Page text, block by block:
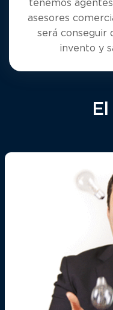
tenemos
asesores
será conseguir
invento y